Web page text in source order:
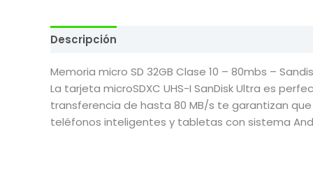
Descripción
Memoria micro SD 32GB Clase 10 – 80mbs –
La tarjeta microSDXC UHS-I SanDisk Ultra es
transferencia de hasta 80 MB/s te garantizan
teléfonos inteligentes y tabletas con sistema